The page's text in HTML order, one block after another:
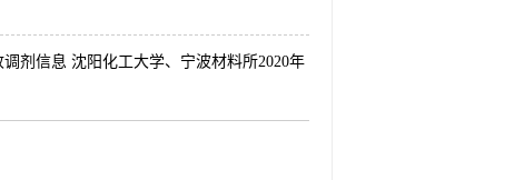
剂信息 沈阳化工大学、宁波材料所2020年